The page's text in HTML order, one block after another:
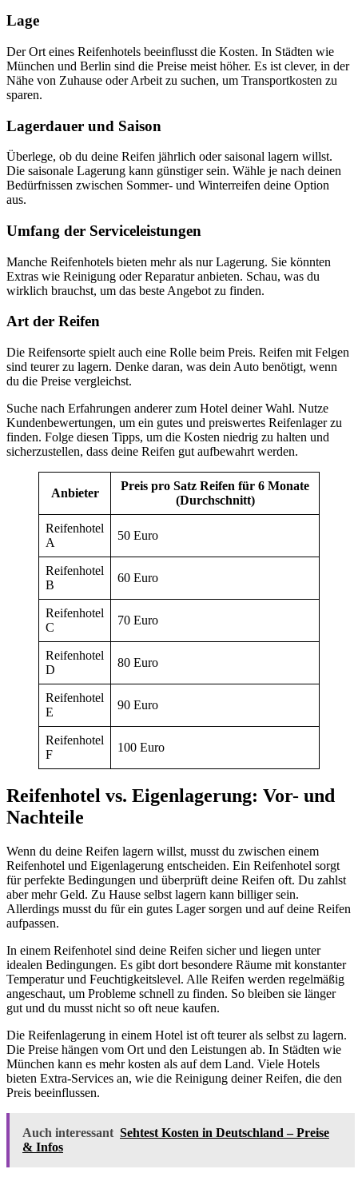
Lage
Der Ort eines Reifenhotels beeinflusst die Kosten. In Städten wie
München und Berlin sind die Preise meist höher. Es ist clever, in der
Nähe von Zuhause oder Arbeit zu suchen, um Transportkosten zu
sparen.
Lagerdauer und Saison
Überlege, ob du deine Reifen jährlich oder saisonal lagern willst.
Die saisonale Lagerung kann günstiger sein. Wähle je nach deinen
Bedürfnissen zwischen Sommer- und Winterreifen deine Option
aus.
Umfang der Serviceleistungen
Manche Reifenhotels bieten mehr als nur Lagerung. Sie könnten
Extras wie Reinigung oder Reparatur anbieten. Schau, was du
wirklich brauchst, um das beste Angebot zu finden.
Art der Reifen
Die Reifensorte spielt auch eine Rolle beim Preis. Reifen mit Felgen
sind teurer zu lagern. Denke daran, was dein Auto benötigt, wenn
du die Preise vergleichst.
Suche nach Erfahrungen anderer zum Hotel deiner Wahl. Nutze
Kundenbewertungen, um ein gutes und preiswertes Reifenlager zu
finden. Folge diesen Tipps, um die Kosten niedrig zu halten und
sicherzustellen, dass deine Reifen gut aufbewahrt werden.
Anbieter
Preis pro Satz Reifen für 6 Monate
(Durchschnitt)
Reifenhotel
A
50 Euro
Reifenhotel
B
60 Euro
Reifenhotel
C
70 Euro
Reifenhotel
D
80 Euro
Reifenhotel
E
90 Euro
Reifenhotel
F
100 Euro
Reifenhotel vs. Eigenlagerung: Vor- und
Nachteile
Wenn du deine Reifen lagern willst, musst du zwischen einem
Reifenhotel und Eigenlagerung entscheiden. Ein Reifenhotel sorgt
für perfekte Bedingungen und überprüft deine Reifen oft. Du zahlst
aber mehr Geld. Zu Hause selbst lagern kann billiger sein.
Allerdings musst du für ein gutes Lager sorgen und auf deine Reifen
aufpassen.
In einem Reifenhotel sind deine Reifen sicher und liegen unter
idealen Bedingungen. Es gibt dort besondere Räume mit konstanter
Temperatur und Feuchtigkeitslevel. Alle Reifen werden regelmäßig
angeschaut, um Probleme schnell zu finden. So bleiben sie länger
gut und du musst nicht so oft neue kaufen.
Die Reifenlagerung in einem Hotel ist oft teurer als selbst zu lagern.
Die Preise hängen vom Ort und den Leistungen ab. In Städten wie
München kann es mehr kosten als auf dem Land. Viele Hotels
bieten Extra-Services an, wie die Reinigung deiner Reifen, die den
Preis beeinflussen.
Auch interessant Sehtest Kosten in Deutschland – Preise
& Infos